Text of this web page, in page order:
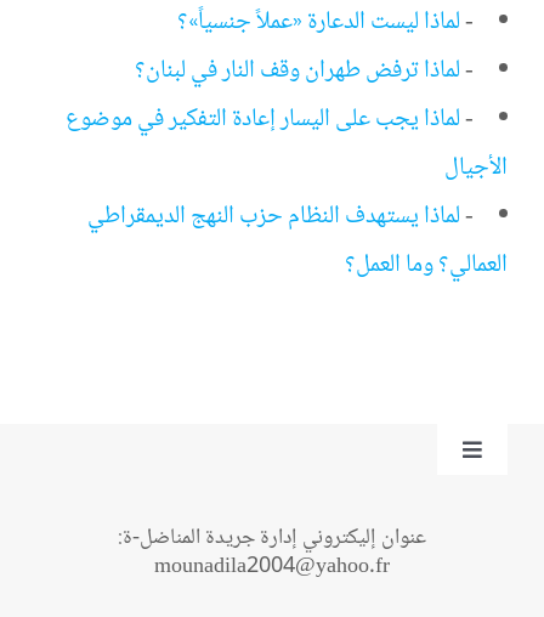
-لماذا ليست الدعارة «عملاً جنسياً»؟
-لماذا ترفض طهران وقف النار في لبنان؟
-لماذا يجب على اليسار إعادة التفكير في موضوع
الأجيال
-لماذا يستهدف النظام حزب النهج الديمقراطي
العمالي؟ وما العمل؟
Toggle
عنوان إليكتروني إدارة جريدة المناضل-ة:
mounadila2004@yahoo.fr